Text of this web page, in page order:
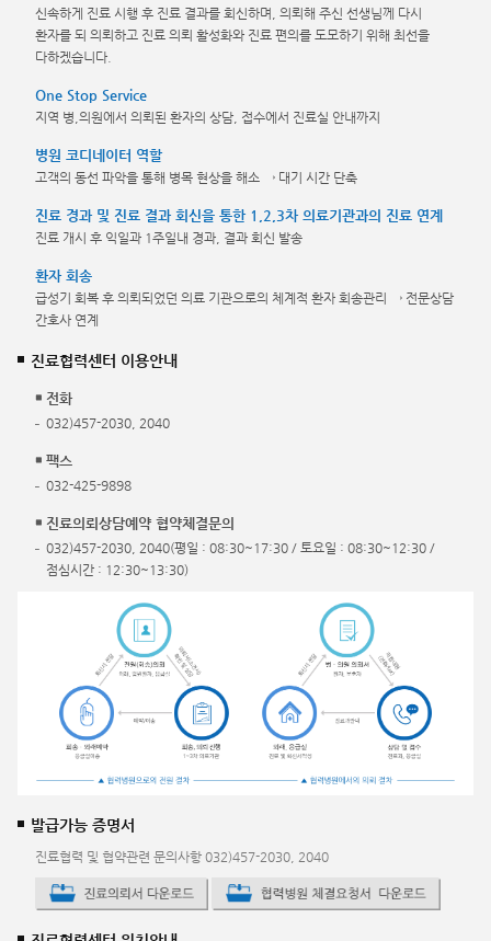
신속하게 진료 시행 후 진료 결과를 회신하며, 의뢰해 주신 선생님께 다시
환자를 되 의뢰하고 진료 의뢰 활성화와 진료 편의를 도모하기 위해 최선을
다하겠습니다.
One Stop Service
지역 병,의원에서 의뢰된 환자의 상담, 접수에서 진료실 안내까지
병원 코디네이터 역할
고객의 동선 파악을 통해 병목 현상을 해소 → 대기 시간 단축
진료 경과 및 진료 결과 회신을 통한 1,2,3차 의료기관과의 진료 연계
진료 개시 후 익일과 1주일내 경과, 결과 회신 발송
환자 회송
급성기 회복 후 의뢰되었던 의료 기관으로의 체계적 환자 회송관리 → 전문상담
간호사 연계
진료협력센터 이용안내
전화
032)457-2030, 2040
팩스
032-425-9898
진료의뢰상담예약 협약체결문의
032)457-2030, 2040(평일 : 08:30~17:30 / 토요일 : 08:30~12:30 /
점심시간 : 12:30~13:30)
발급가능 증명서
진료협력 및 협약관련 문의사항 032)457-2030, 2040